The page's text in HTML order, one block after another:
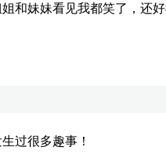
和妹妹看见我都笑了，还好
过很多趣事！